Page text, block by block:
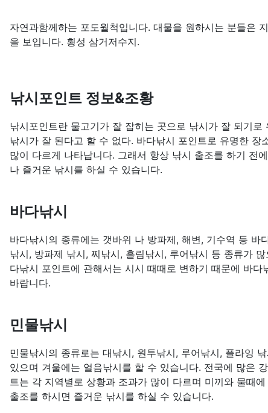
자연과함께하는 포도월척입니다. 대물을 원하시는 분들은
을 보입니다. 횡성 삼거저수지.
낚시포인트 정보&조황
낚시포인트란 물고기가 잘 잡히는 곳으로 낚시가 잘 되기
낚시가 잘 된다고 할 수 없다. 바다낚시 포인트로 유명한
많이 다르게 나타납니다. 그래서 항상 낚시 출조를 하기 전
나 즐거운 낚시를 하실 수 있습니다.
바다낚시
바다낚시의 종류에는 갯바위 나 방파제, 해변, 기수역 등
낚시, 방파제 낚시, 찌낚시, 흘림낚시, 루어낚시 등 종류가
다낚시 포인트에 관해서는 시시 때때로 변하기 때문에 바
바랍니다.
민물낚시
민물낚시의 종류로는 대낚시, 원투낚시, 루어낚시, 플라잉
있으며 겨울에는 얼음낚시를 할 수 있습니다. 전국에 많은
트는 각 지역별로 상황과 조과가 많이 다르며 미끼와 물때
출조를 하시면 즐거운 낚시를 하실 수 있습니다.